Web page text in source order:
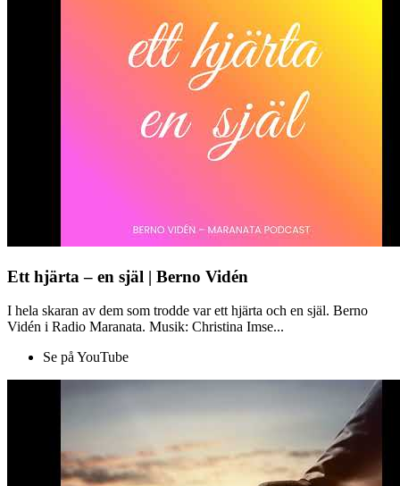
Ett hjärta – en själ | Berno Vidén
I hela skaran av dem som trodde var ett hjärta och en själ. Berno
Vidén i Radio Maranata. Musik: Christina Imse...
Se på YouTube